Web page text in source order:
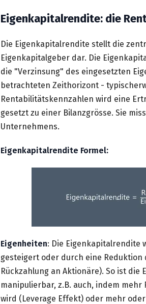
Eigenkapitalrendite: die
Die Eigenkapitalrendite stellt die
Eigenkapitalgeber dar. Die
die "Verzinsung" des eingesetzten
betrachteten Zeithorizont -
Rentabilitätskennzahlen wird eine
gesetzt zu einer Bilanzgrösse. Sie
Unternehmens.
Eigenkapitalrendite Formel:
Eigenheiten: Die Eigenkapitalrendite
gesteigert oder durch eine Reduktion
Rückzahlung an Aktionäre). So ist
manipulierbar, z.B. auch, indem
wird (Leverage Effekt) oder mehr